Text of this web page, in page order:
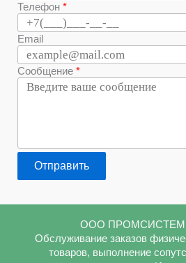
Телефон
Email
Сообщение
Отправить
ООО
Обслуживание заказов
товаров, выполнение